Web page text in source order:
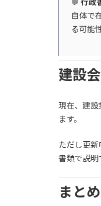
自体で
る可能
建設
現在、建設
ます。
ただし更
書類で説明
まとめ